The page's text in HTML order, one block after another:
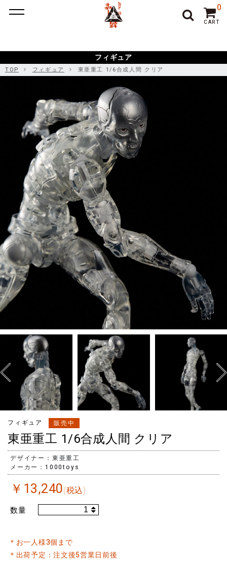
ポーカー アプリ おすすめ
ポー
カーアプリ おすすめ
オンラインポーカー
CART
0
フィギュア
TOP フィギュア 東亜重工 1/6合成人間 クリア
フィギュア 販売中
東亜重工 1/6合成人間 クリア
デザイナー：東亜重工
メーカー：1000toys
￥ 13,240(税込)
数量
＊お一人様3個まで
＊出荷予定：注文後5営業日前後